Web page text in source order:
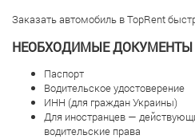
Заказать автомобиль в TopRent
НЕОБХОДИМЫЕ ДОКУМЕНТЫ
Паспорт
Водительское удостоверение
ИНН (для граждан Украины)
Для иностранцев —
водительские права